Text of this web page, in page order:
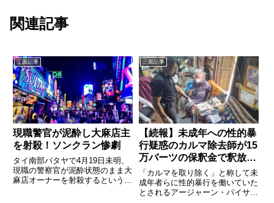
関連記事
三面記事
現職警官が泥酔し大麻店主
を射殺！ソンクラン惨劇
タイ南部パタヤで4月19日未明、
現職の警察官が泥酔状態のまま大
麻店オーナーを射殺するという衝
三面記事
【続報】未成年への性的暴
行疑惑のカルマ除去師が15
万バーツの保釈金で釈放！
ネット怒沸「なぜ釈放」批
判が殺到
「カルマを取り除く」と称して未
成年者らに性的暴行を働いていた
とされるアージャーン・パイサー